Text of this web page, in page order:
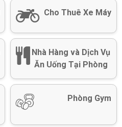
Cho Thuê Xe Máy
Nhà Hàng và Dịch Vụ
Ăn Uống Tại Phòng
Phòng Gym